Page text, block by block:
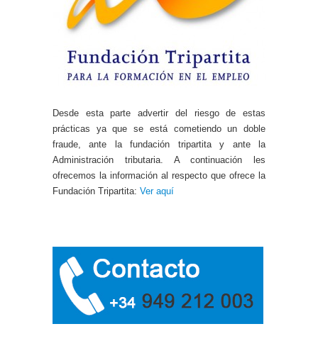
Desde esta parte advertir del riesgo de estas
prácticas ya que se está cometiendo un doble
fraude, ante la fundación tripartita y ante la
Administración tributaria. A continuación les
ofrecemos la información al respecto que ofrece la
Fundación Tripartita: Ver aquí